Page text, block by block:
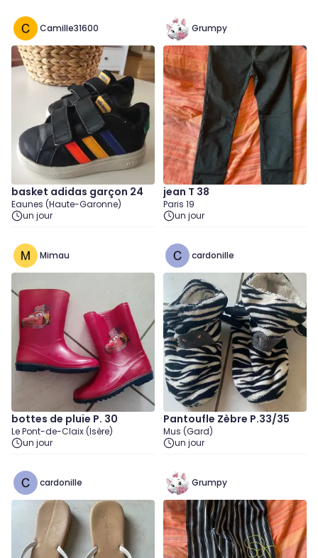
Camille31600
basket adidas garçon 24
Eaunes (Haute-Garonne)
un jour
Grumpy
jean T 38
Paris 19
un jour
Mimau
bottes de pluie P. 30
Le Pont-de-Claix (Isère)
un jour
cardonille
Pantoufle Zèbre P.33/35
Mus (Gard)
un jour
cardonille Grumpy